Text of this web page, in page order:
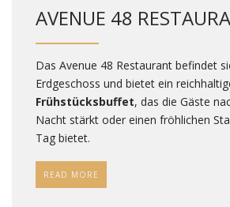
AVENUE 48
Das Avenue 48 Restaurant befindet
Erdgeschoss und bietet ein
Frühstücksbuffet, das die Gäste
Nacht stärkt oder einen fröhlichen
Tag bietet.
READ MORE